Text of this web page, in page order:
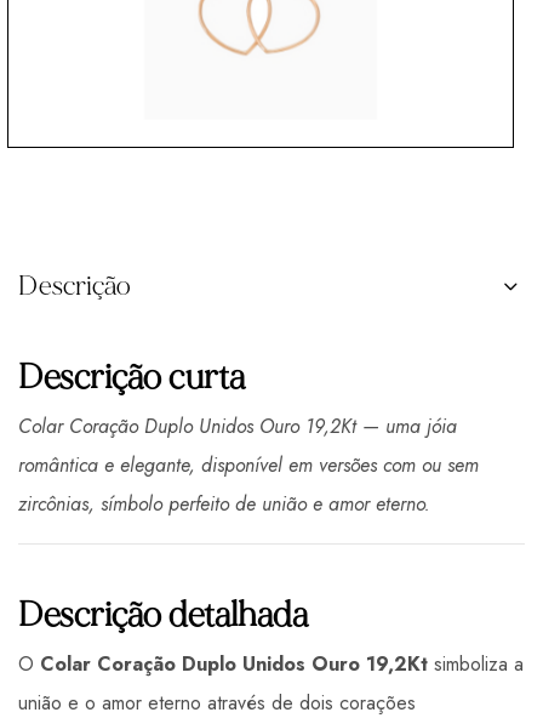
Descrição
Descrição curta
Colar Coração Duplo Unidos Ouro 19,2Kt — uma jóia
romântica e elegante, disponível em versões com ou sem
zircônias, símbolo perfeito de união e amor eterno.
Descrição detalhada
O Colar Coração Duplo Unidos Ouro 19,2Kt simboliza a
união e o amor eterno através de dois corações